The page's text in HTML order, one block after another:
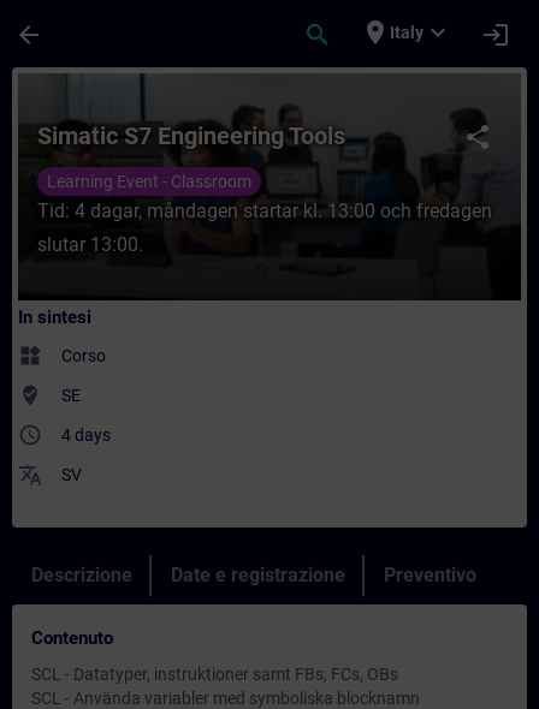
arrow_back search place Italy expand_more login
share
Simatic S7 Engineering Tools
Learning Event - Classroom
Tid: 4 dagar, måndagen startar kl. 13:00 och fredagen
slutar 13:00.
In sintesi
widgets Corso
where_to_vote SE
access_time 4 days
translate SV
Descrizione Date e registrazione Preventivo
Contenuto
SCL - Datatyper, instruktioner samt FBs, FCs, OBs
SCL - Använda variabler med symboliska blocknamn